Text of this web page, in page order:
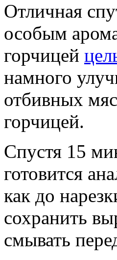
Отличная
особым
горчицей
намного
отбивных
горчицей.
Спустя 15
готовится
как до
сохранить
смывать